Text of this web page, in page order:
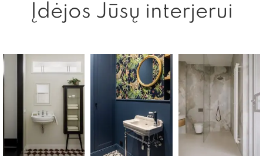
Įdėjos Jūsų interjerui